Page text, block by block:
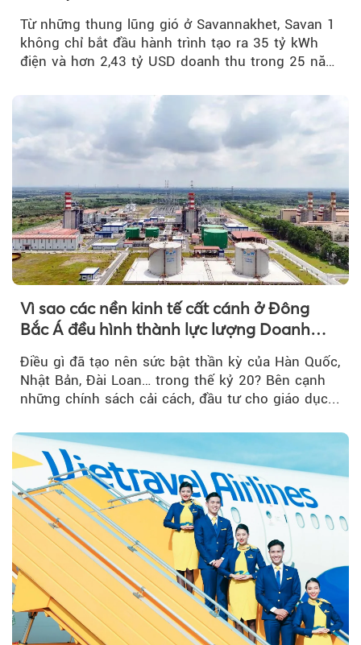
Từ những thung lũng gió ở Savannakhet, Savan 1
không chỉ bắt đầu hành trình tạo ra 35 tỷ kWh
điện và hơn 2,43 tỷ USD doanh thu trong 25 năm
Vì sao các nền kinh tế cất cánh ở Đông
Bắc Á đều hình thành lực lượng Doanh
Điều gì đã tạo nên sức bật thần kỳ của Hàn Quốc,
Nhật Bản, Đài Loan… trong thế kỷ 20? Bên cạnh
những chính sách cải cách, đầu tư cho giáo dục...